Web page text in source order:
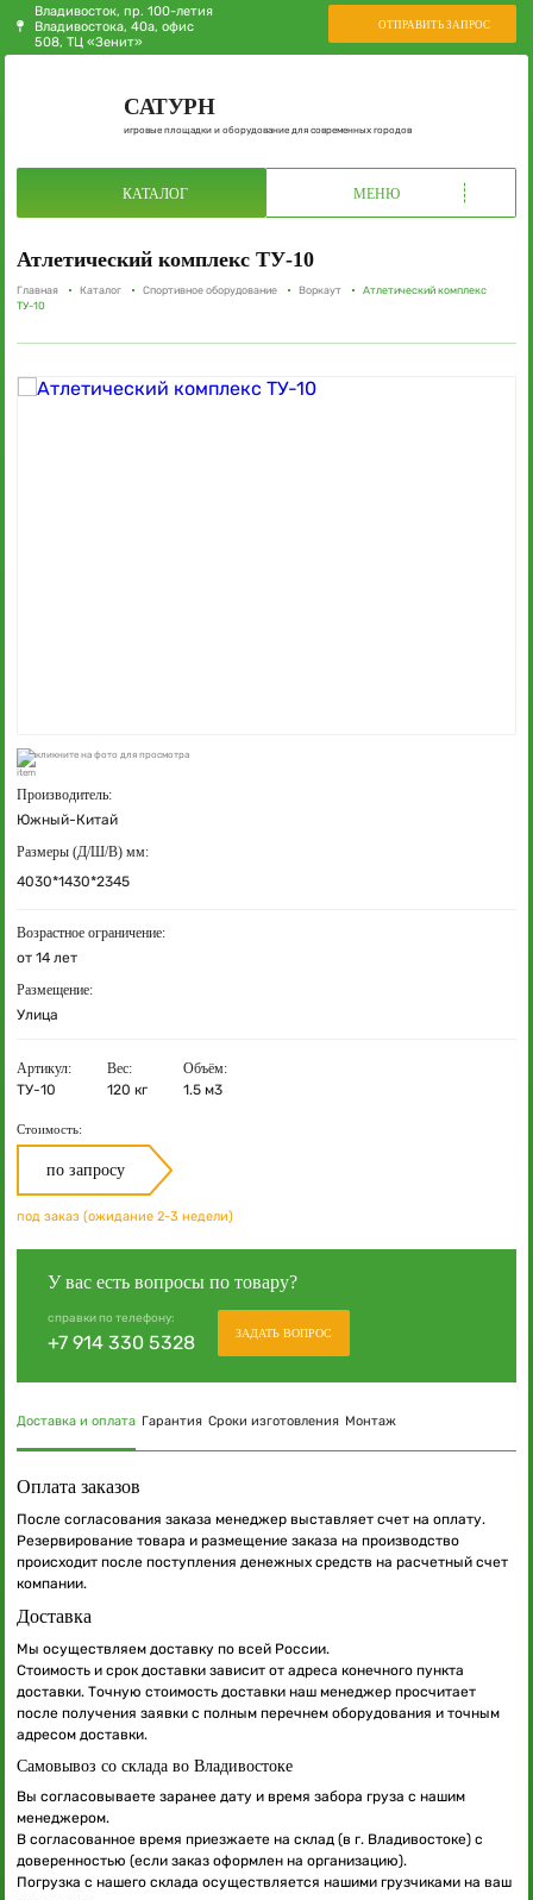
Владивосток, пр. 100-летия
Владивостока, 40а, офис
508, ТЦ «Зенит»
ОТПРАВИТЬ ЗАПРОС
САТУРН
игровые площадки и оборудование для современных городов
КАТАЛОГ МЕНЮ
Атлетический комплекс ТУ-10
Главная Каталог Спортивное оборудование Воркаут
Атлетический комплекс
ТУ-10
кликните на фото для просмотра
Производитель:
Южный-Китай
Размеры (Д/Ш/В) мм:
4030*1430*2345
Возрастное ограничение:
от 14 лет
Размещение:
Улица
Артикул:
ТУ-10
Вес:
120 кг
Объём:
1.5 м3
Стоимость:
по запросу
под заказ (ожидание 2-3 недели)
У вас есть вопросы по товару?
справки по телефону:
+7 914 330 5328 ЗАДАТЬ ВОПРОС
Доставка и оплата Гарантия Сроки изготовления Монтаж
Оплата заказов
После согласования заказа менеджер выставляет счет на оплату.
Резервирование товара и размещение заказа на производство
происходит после поступления денежных средств на расчетный счет
компании.
Доставка
Мы осуществляем доставку по всей России.
Стоимость и срок доставки зависит от адреса конечного пункта
доставки. Точную стоимость доставки наш менеджер просчитает
после получения заявки с полным перечнем оборудования и точным
адресом доставки.
Самовывоз со склада во Владивостоке
Вы согласовываете заранее дату и время забора груза с нашим
менеджером.
В согласованное время приезжаете на склад (в г. Владивостоке) с
доверенностью (если заказ оформлен на организацию).
Погрузка с нашего склада осуществляется нашими грузчиками на ваш